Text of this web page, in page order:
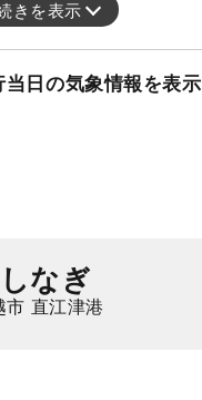
きを表示
当日の気象情報を表示
なぎ
市 直江津港